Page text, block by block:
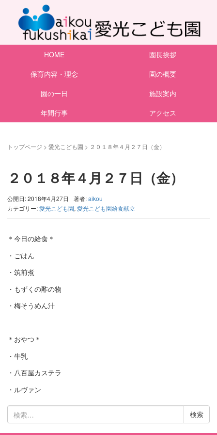
HOME
園長挨拶
保育内容・理念
園の概要
園の一日
施設案内
年間行事
アクセス
トップページ > 愛光こども園 > ２０１８年４月２７日（金）
２０１８年４月２７日（金）
公開日: 2018年4月27日 著者:aikou
カテゴリー:愛光こども園, 愛光こども園給食献立
＊今日の給食＊
・ごはん
・筑前煮
・もずくの酢の物
・梅そうめん汁
＊おやつ＊
・牛乳
・八百屋カステラ
・ルヴァン
検
索: